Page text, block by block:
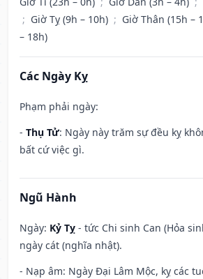
; Giờ Tỵ (9h – 10h) ; Giờ Thân (15h –
– 18h)
Các Ngày Kỵ
Phạm phải ngày:
- Thụ Tử: Ngày này trăm sự đều kỵ
bất cứ việc gì.
Ngũ Hành
Ngày: Kỷ Tỵ - tức Chi sinh Can (Hỏa
ngày cát (nghĩa nhật).
- Nạp âm: Ngày Đại Lâm Mộc, kỵ các